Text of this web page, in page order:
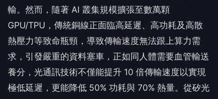
輸。然而，隨著 AI 叢集規模擴張至數萬顆
GPU/TPU，傳統銅線正面臨高延遲、高功耗及高散
熱壓力等致命瓶頸，導致傳輸速度無法跟上算力需
求，引發嚴重的資料塞車，正如同人體需要血管輸送
養分，光通訊技術不僅能提升 10 倍傳輸速度以實現
極低延遲，更能降低 50% 功耗與 70% 熱量。從矽光